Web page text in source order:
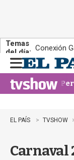
Temas
del día: Conexión
n
u
EL PAÍS TVSHOW
Carnaval